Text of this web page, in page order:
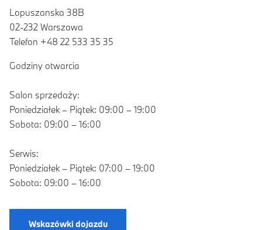
Lopuszanska 38B
02-232 Warszawa
Telefon +48 22 533 35 35
Godziny otwarcia
Salon sprzedaży:
Poniedziałek – Piątek: 09:00 – 19:00
Sobota: 09:00 – 16:00
Serwis:
Poniedziałek – Piątek: 07:00 – 19:00
Sobota: 09:00 – 16:00
Wskazówki dojazdu